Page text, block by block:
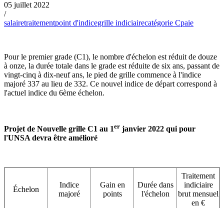
05 juillet 2022
/
salairetraitementpoint d'indicegrille indiciairecatégorie Cpaie
Pour le premier grade (C1), le nombre d'échelon est réduit de douze
à onze, la durée totale dans le grade est réduite de six ans, passant de
vingt-cinq à dix-neuf ans, le pied de grille commence à l'indice
majoré 337 au lieu de 332. Ce nouvel indice de départ correspond à
l'actuel indice du 6ème échelon.
Projet de Nouvelle grille C1 au 1er janvier 2022 qui pour
l'UNSA devra être amélioré
Échelon
Indice
majoré
Gain en
points
Durée dans
l'échelon
Traitement
indiciaire
brut mensuel
en €